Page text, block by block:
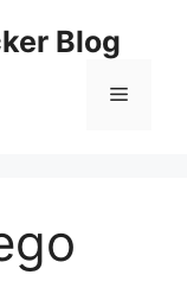
Blog
Menü